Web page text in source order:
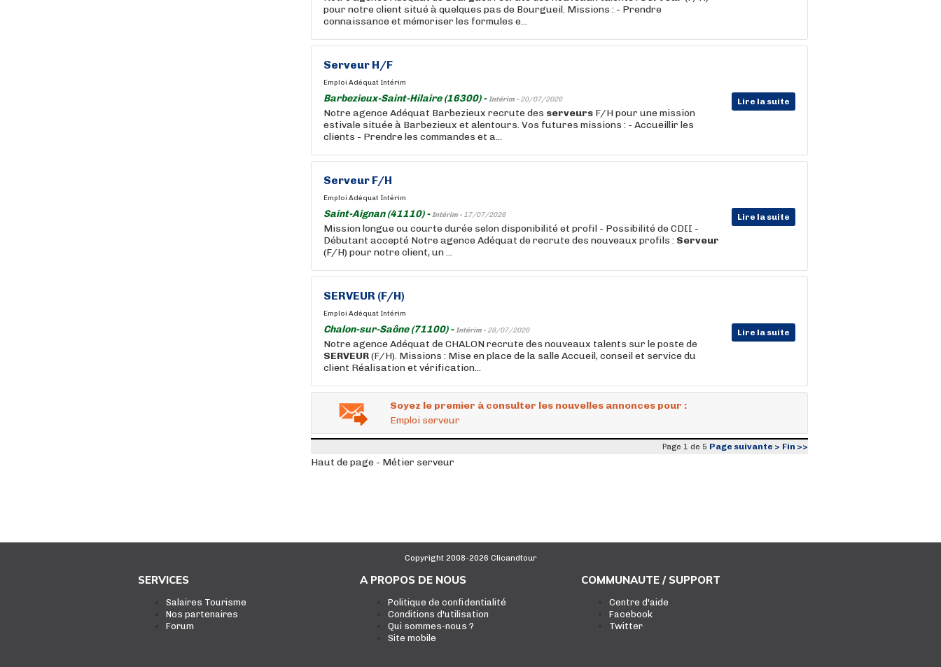
pour notre client situé à quelques pas de Bourgueil. Missions : - Prendre
connaissance et mémoriser les formules e...
Serveur H/F
Emploi Adéquat Intérim
Barbezieux-Saint-Hilaire (16300) -Intérim - 20/07/2026 Lire la suite
Notre agence Adéquat Barbezieux recrute des serveurs F/H pour une mission
estivale située à Barbezieux et alentours. Vos futures missions : - Accueillir les
clients - Prendre les commandes et a...
Serveur F/H
Emploi Adéquat Intérim
Saint-Aignan (41110) -Intérim - 17/07/2026 Lire la suite
Mission longue ou courte durée selon disponibilité et profil - Possibilité de CDII -
Débutant accepté Notre agence Adéquat de recrute des nouveaux profils : Serveur
(F/H) pour notre client, un ...
SERVEUR (F/H)
Emploi Adéquat Intérim
Chalon-sur-Saône (71100) -Intérim - 28/07/2026 Lire la suite
Notre agence Adéquat de CHALON recrute des nouveaux talents sur le poste de
SERVEUR(F/H). Missions : Mise en place de la salle Accueil, conseil et service du
client Réalisation et vérification...
Soyez le premier à consulter les nouvelles annonces pour :
Emploi serveur
Page 1 de 5 Page suivante > Fin >>
Haut de page - Métier serveur
Copyright 2008-2026 Clicandtour
SERVICES
Salaires Tourisme
Nos partenaires
Forum
A PROPOS DE NOUS
Politique de confidentialité
Conditions d'utilisation
Qui sommes-nous ?
Site mobile
COMMUNAUTE / SUPPORT
Centre d'aide
Facebook
Twitter